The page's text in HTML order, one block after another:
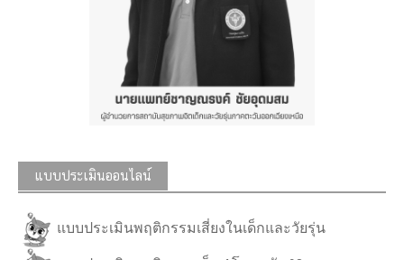
แบบประเมินออนไลน์
แบบประเมินพฤติกรรมเสี่ยงในเด็กและวัยรุ่น